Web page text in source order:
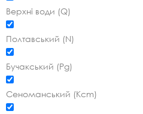
Верхні води (Q)
Полтавський (N)
Бучакський (Pg)
Сеноманський (Kcm)